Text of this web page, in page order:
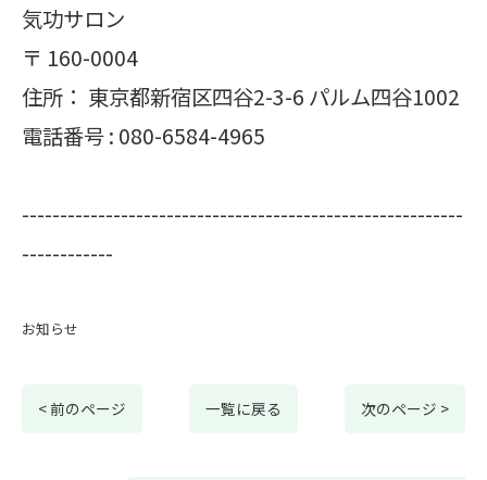
気功サロン
〒 160-0004
住所： 東京都新宿区四谷2-3-6 パルム四谷1002
電話番号 : 080-6584-4965
----------------------------------------------------------
------------
お知らせ
< 前のページ 一覧に戻る 次のページ >